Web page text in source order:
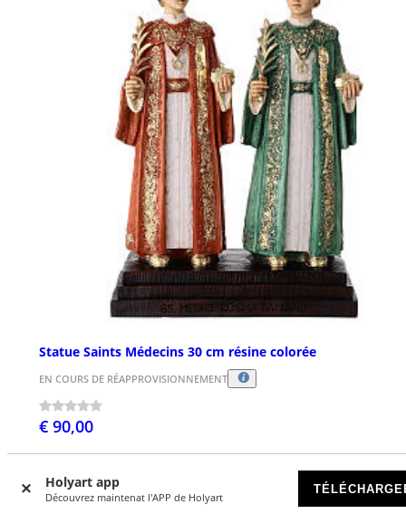
Holyart app
Découvrez maintenat l'APP de Holyart
Statue Saints Médecins 30 cm résine colorée
EN COURS DE RÉAPPROVISIONNEMENT
€ 90,00